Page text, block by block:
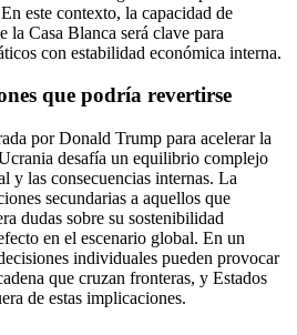
este contexto, la capacidad de
la Casa Blanca será clave para
con estabilidad económica interna.
que podría revertirse
por Donald Trump para acelerar la
desafía un equilibrio complejo
y las consecuencias internas. La
secundarias a aquellos que
dudas sobre su sostenibilidad
en el escenario global. En un
individuales pueden provocar
que cruzan fronteras, y Estados
de estas implicaciones.